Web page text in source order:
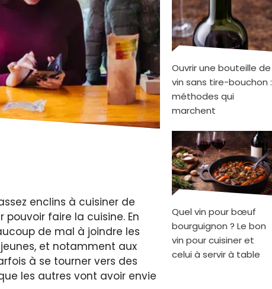
enclins à cuisiner de
faire la cuisine. En
de mal à joindre les
et notamment aux
à se tourner vers des
les autres vont avoir envie
Ouvrir une bouteille de
vin sans tire-bouchon :
méthodes qui
marchent
Quel vin pour bœuf
bourguignon ? Le bon
vin pour cuisiner et
celui à servir à table